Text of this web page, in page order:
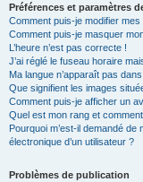
Préférences et paramètres
Comment puis-je modifier
Comment puis-je masquer
L’heure n’est pas correcte !
J’ai réglé le fuseau horaire
Ma langue n’apparaît pas
Que signifient les images
Comment puis-je afficher un
Quel est mon rang et
Pourquoi m’est-il demandé
électronique d’un utilisateur ?
Problèmes de publication